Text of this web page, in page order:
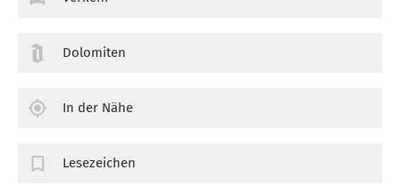
Dolomiten
In der Nähe
Lesezeichen